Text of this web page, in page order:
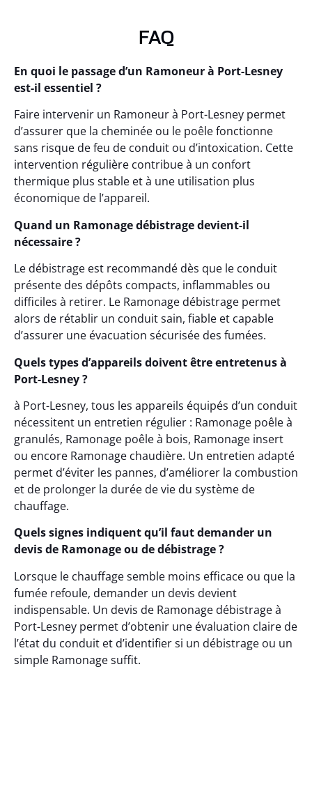
FAQ
En quoi le passage d’un Ramoneur à Port-Lesney
est-il essentiel ?
Faire intervenir un Ramoneur à Port-Lesney permet
d’assurer que la cheminée ou le poêle fonctionne
sans risque de feu de conduit ou d’intoxication. Cette
intervention régulière contribue à un confort
thermique plus stable et à une utilisation plus
économique de l’appareil.
Quand un Ramonage débistrage devient-il
nécessaire ?
Le débistrage est recommandé dès que le conduit
présente des dépôts compacts, inflammables ou
difficiles à retirer. Le Ramonage débistrage permet
alors de rétablir un conduit sain, fiable et capable
d’assurer une évacuation sécurisée des fumées.
Quels types d’appareils doivent être entretenus à
Port-Lesney ?
à Port-Lesney, tous les appareils équipés d’un conduit
nécessitent un entretien régulier : Ramonage poêle à
granulés, Ramonage poêle à bois, Ramonage insert
ou encore Ramonage chaudière. Un entretien adapté
permet d’éviter les pannes, d’améliorer la combustion
et de prolonger la durée de vie du système de
chauffage.
Quels signes indiquent qu’il faut demander un
devis de Ramonage ou de débistrage ?
Lorsque le chauffage semble moins efficace ou que la
fumée refoule, demander un devis devient
indispensable. Un devis de Ramonage débistrage à
Port-Lesney permet d’obtenir une évaluation claire de
l’état du conduit et d’identifier si un débistrage ou un
simple Ramonage suffit.